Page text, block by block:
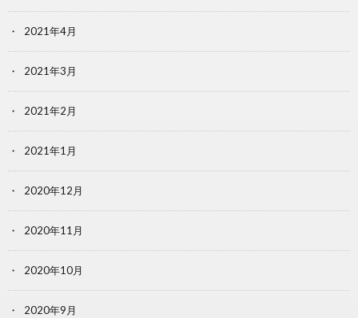
2021年4月
2021年3月
2021年2月
2021年1月
2020年12月
2020年11月
2020年10月
2020年9月